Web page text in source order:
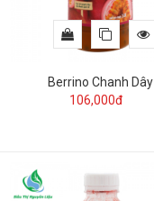
Berrino Chanh Dây
106,000đ